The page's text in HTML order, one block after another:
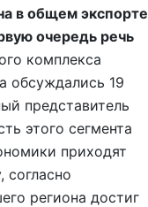
в общем экспорте
очередь речь
комплекса
обсуждались 19
представитель
этого сегмента
приходят
согласно
региона достиг